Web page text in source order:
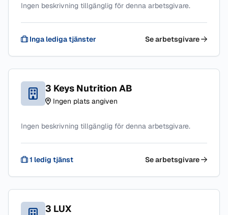
Ingen beskrivning tillgänglig för denna arbetsgivare.
Inga lediga tjänster Se arbetsgivare
3 Keys Nutrition AB
Ingen plats angiven
Ingen beskrivning tillgänglig för denna arbetsgivare.
1 ledig tjänst Se arbetsgivare
3 LUX